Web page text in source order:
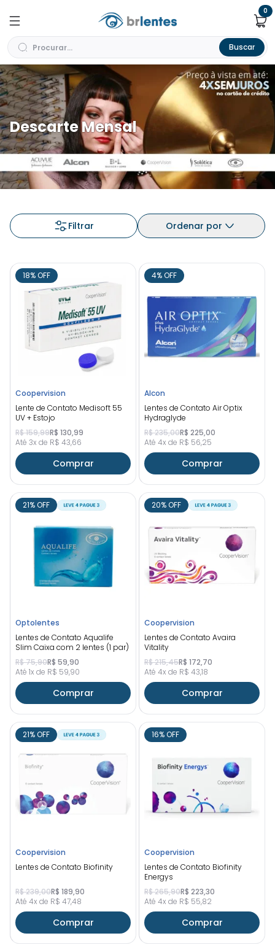
Buscar
0
Descarte Mensal
Filtrar Ordenar por
18% OFF
Coopervision
Lente de Contato Medisoft 55
UV + Estojo
R$ 159,99R$ 130,99
Até 3x de R$ 43,66
Comprar
4% OFF
Alcon
Lentes de Contato Air Optix
Hydraglyde
R$ 235,00R$ 225,00
Até 4x de R$ 56,25
Comprar
21% OFF
Optolentes
Lentes de Contato Aqualife
Slim Caixa com 2 lentes (1 par)
R$ 75,90R$ 59,90
Até 1x de R$ 59,90
Comprar
20% OFF
Coopervision
Lentes de Contato Avaira
Vitality
R$ 215,45R$ 172,70
Até 4x de R$ 43,18
Comprar
21% OFF
Coopervision
Lentes de Contato Biofinity
R$ 239,00R$ 189,90
Até 4x de R$ 47,48
Comprar
16% OFF
Coopervision
Lentes de Contato Biofinity
Energys
R$ 265,90R$ 223,30
Até 4x de R$ 55,82
Comprar